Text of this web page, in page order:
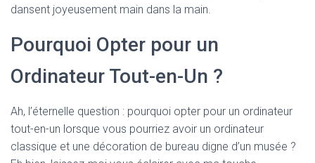
dansent joyeusement main dans la main.
Pourquoi Opter pour un
Ordinateur Tout-en-Un ?
Ah, l’éternelle question : pourquoi opter pour un ordinateur
tout-en-un lorsque vous pourriez avoir un ordinateur
classique et une décoration de bureau digne d’un musée ?